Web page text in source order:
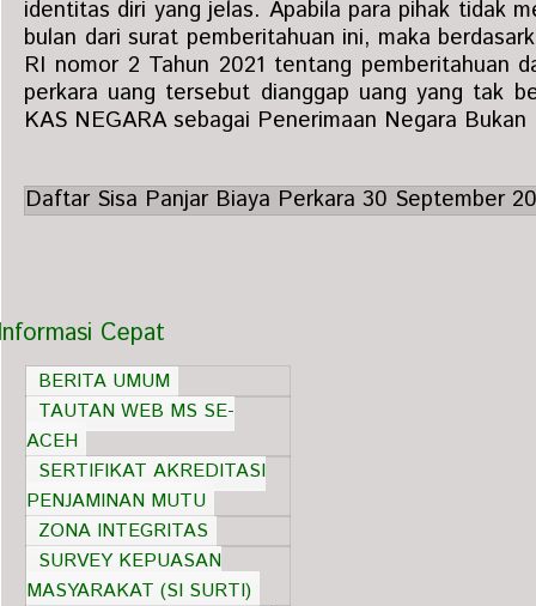
identitas diri yang jelas. Apabila para pihak tidak
bulan dari surat pemberitahuan ini, maka
RI nomor 2 Tahun 2021 tentang pemberitahuan
perkara uang tersebut dianggap uang yang tak
KAS NEGARA sebagai Penerimaan Negara
Daftar Sisa Panjar Biaya Perkara 30 September
Cepat
BERITA UMUM
TAUTAN WEB MS SE-
ACEH
SERTIFIKAT AKREDITASI
PENJAMINAN MUTU
ZONA INTEGRITAS
SURVEY KEPUASAN
MASYARAKAT (SI SURTI)